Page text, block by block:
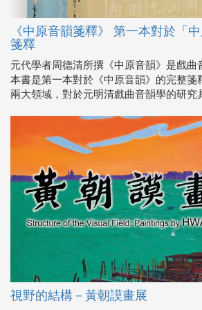
《中原音韻箋釋》 第一本對於「
箋釋
元代學者周德清所撰《中原音韻》是戲曲
本書是第一本對於《中原音韻》的完整箋
兩大領域，對於元明清戲曲音韻學的研究
視野的結構－黃朝謨畫展